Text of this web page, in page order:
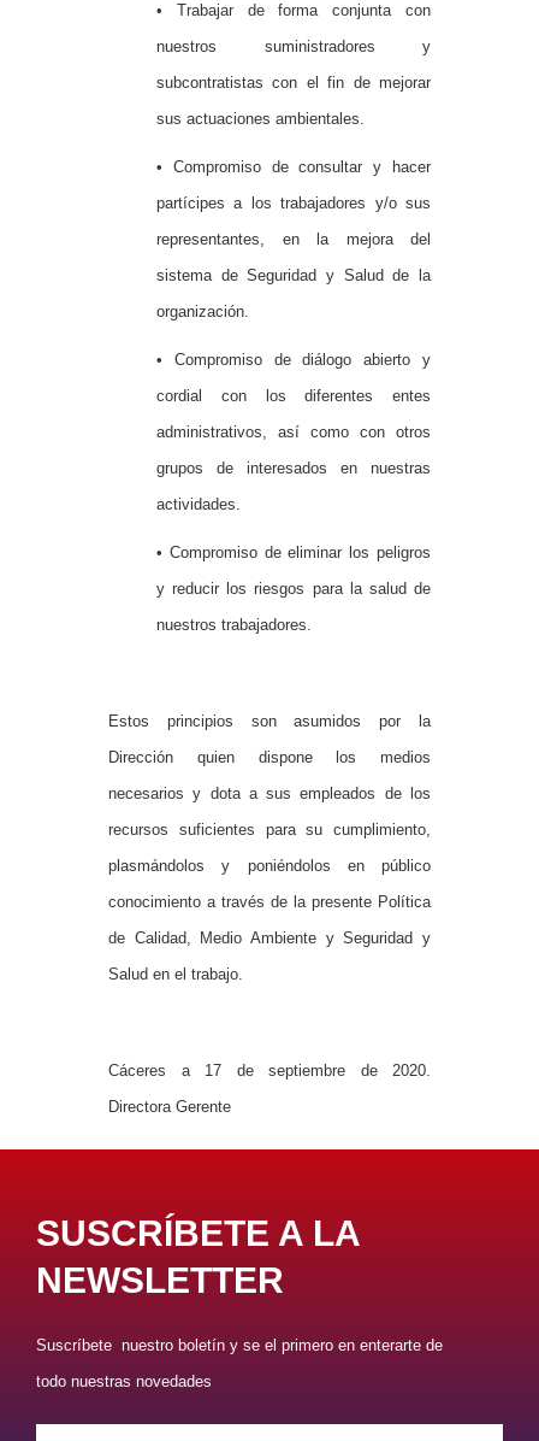
• Trabajar de forma conjunta con
nuestros suministradores y
subcontratistas con el fin de mejorar
sus actuaciones ambientales.
• Compromiso de consultar y hacer
partícipes a los trabajadores y/o sus
representantes, en la mejora del
sistema de Seguridad y Salud de la
organización.
• Compromiso de diálogo abierto y
cordial con los diferentes entes
administrativos, así como con otros
grupos de interesados en nuestras
actividades.
• Compromiso de eliminar los peligros
y reducir los riesgos para la salud de
nuestros trabajadores.
Estos principios son asumidos por la
Dirección quien dispone los medios
necesarios y dota a sus empleados de los
recursos suficientes para su cumplimiento,
plasmándolos y poniéndolos en público
conocimiento a través de la presente Política
de Calidad, Medio Ambiente y Seguridad y
Salud en el trabajo.
Cáceres a 17 de septiembre de 2020.
Directora Gerente
SUSCRÍBETE A LA
NEWSLETTER
Suscríbete nuestro boletín y se el primero en enterarte de
todo nuestras novedades